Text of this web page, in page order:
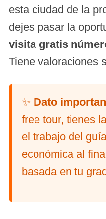
esta ciudad de la
dejes pasar la
visita gratis
Tiene valoraciones
✨ Dato
free tour, tienes
el trabajo del
económica al
basada en tu